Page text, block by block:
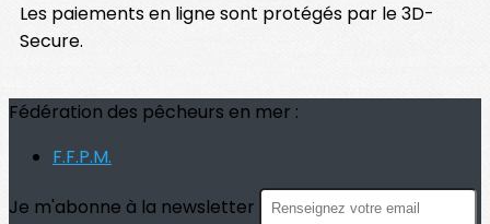
Les paiements en ligne sont protégés par le 3D-
Secure.
Fédération des pêcheurs en mer :
F.F.P.M.
Je m'abonne à la newsletter